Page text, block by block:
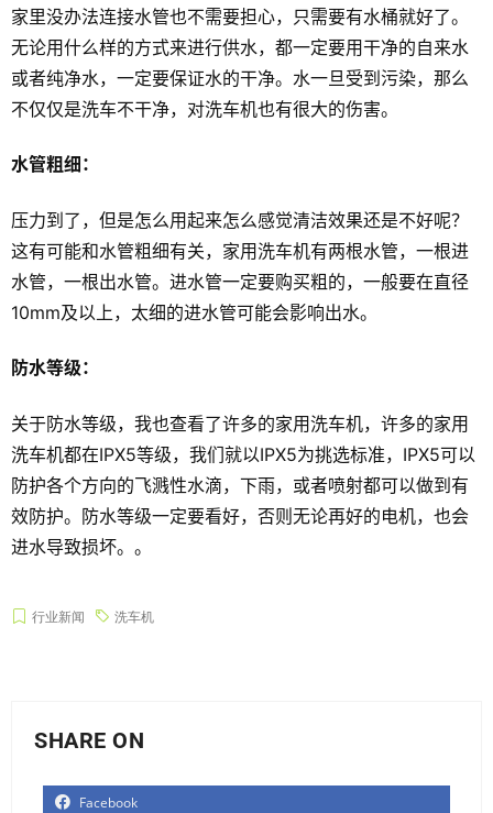
家里没办法连接水管也不需要担心，只需要有水桶就好了。
无论用什么样的方式来进行供水，都一定要用干净的自来水
或者纯净水，一定要保证水的干净。水一旦受到污染，那么
不仅仅是洗车不干净，对洗车机也有很大的伤害。
水管粗细：
压力到了，但是怎么用起来怎么感觉清洁效果还是不好呢？
这有可能和水管粗细有关，家用洗车机有两根水管，一根进
水管，一根出水管。进水管一定要购买粗的，一般要在直径
10mm及以上，太细的进水管可能会影响出水。
防水等级：
关于防水等级，我也查看了许多的家用洗车机，许多的家用
洗车机都在IPX5等级，我们就以IPX5为挑选标准，IPX5可以
防护各个方向的飞溅性水滴，下雨，或者喷射都可以做到有
效防护。防水等级一定要看好，否则无论再好的电机，也会
进水导致损坏。。
行业新闻 洗车机
SHARE ON
Facebook